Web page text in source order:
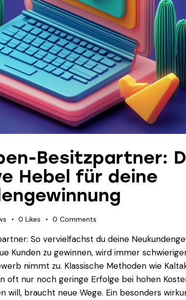
Besitzpartner:
Hebel für deine
0 Likes 0 Comments
So vervielfachst du deine
Kunden zu gewinnen, wird immer
nimmt zu. Klassische Methoden wie
oft nur noch geringe Erfolge bei hohen
will, braucht neue Wege. Ein besonders